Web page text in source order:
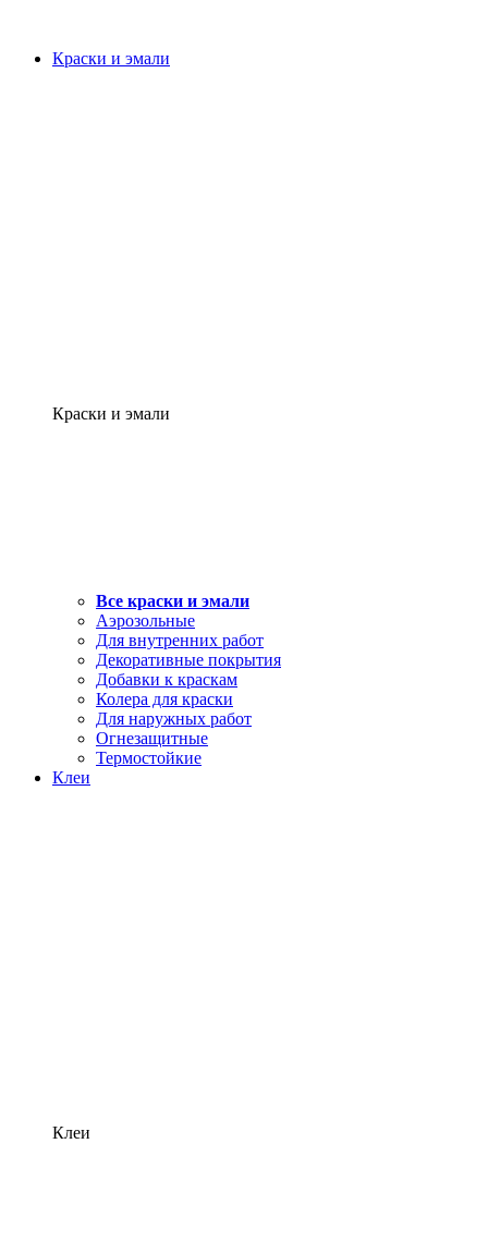
Краски и эмали
Краски и эмали
Все краски и эмали
Аэрозольные
Для внутренних работ
Декоративные покрытия
Добавки к краскам
Колера для краски
Для наружных работ
Огнезащитные
Термостойкие
Клеи
Клеи